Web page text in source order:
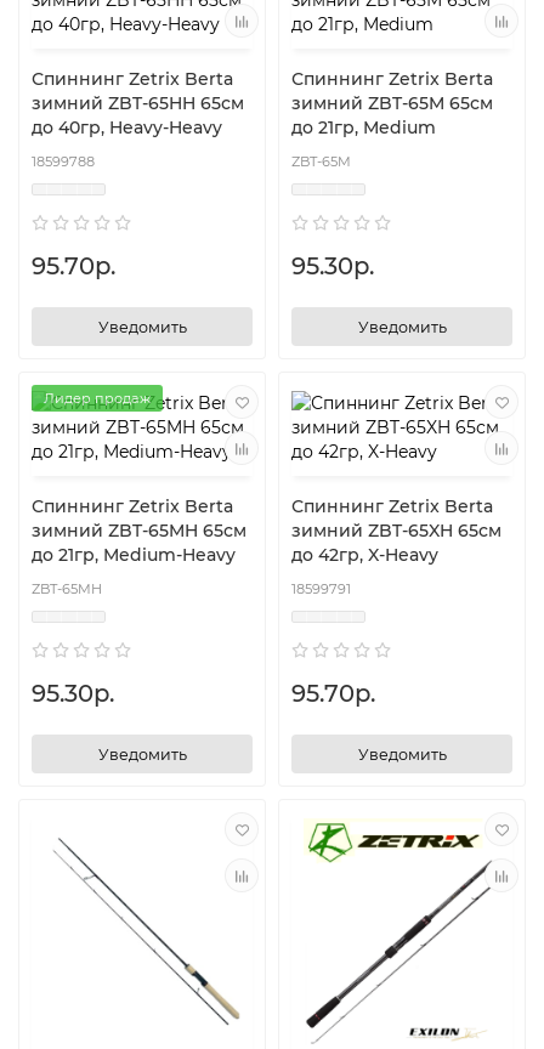
Спиннинг Zetrix Berta
зимний ZBT-65HH 65см
до 40гр, Heavy-Heavy
18599788
95.70р.
Уведомить
Спиннинг Zetrix Berta
зимний ZBT-65M 65см
до 21гр, Medium
ZBT-65M
95.30р.
Уведомить
Лидер продаж
Спиннинг Zetrix Berta
зимний ZBT-65MH 65см
до 21гр, Medium-Heavy
ZBT-65MH
95.30р.
Уведомить
Спиннинг Zetrix Berta
зимний ZBT-65XH 65см
до 42гр, X-Heavy
18599791
95.70р.
Уведомить